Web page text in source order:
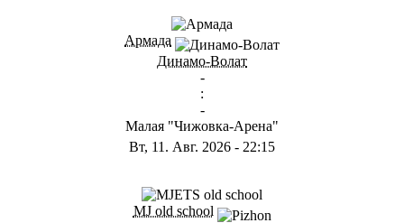
Армада
Динамо-Волат
-
:
-
Малая "Чижовка-Арена"
Вт, 11. Авг. 2026 - 22:15
MJ old school